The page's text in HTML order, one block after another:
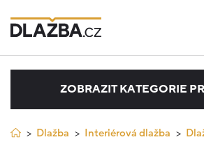
ZOBRAZIT KATEGORIE
Dlažba Interiérová dlažba